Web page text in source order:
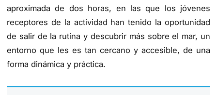
aproximada de dos horas, en las que los jóvenes
receptores de la actividad han tenido la oportunidad
de salir de la rutina y descubrir más sobre el mar, un
entorno que les es tan cercano y accesible, de una
forma dinámica y práctica.